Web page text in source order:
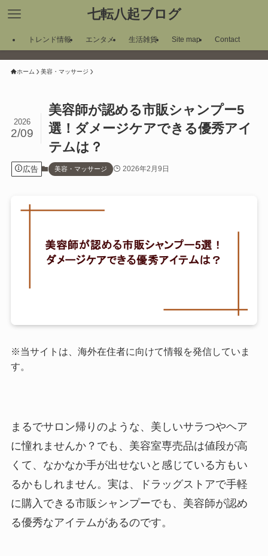
七転八起ブログ
トレンド情報 エンタメ 生活雑貨 Site map Contact
ホーム 美容・マッサージ
美容師が認める市販シャンプー5
選！ダメージケアできる優秀アイ
テムは？
2026
2/09
広告 美容・マッサージ 2026年2月9日
※当サイトは、海外在住者に向けて情報を発信していま
す。
まるでサロン帰りのような、美しいサラつやヘア
に憧れませんか？でも、美容室専売品は値段が高
くて、なかなか手が出せないと感じている方もい
るかもしれません。実は、ドラッグストアで手軽
に購入できる市販シャンプーでも、美容師が認め
る優秀なアイテムがあるのです。